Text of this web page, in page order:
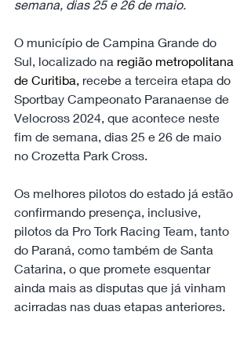
semana, dias 25 e 26 de maio.
O município de Campina Grande do
Sul, localizado na região metropolitana
de Curitiba, recebe a terceira etapa do
Sportbay Campeonato Paranaense de
Velocross 2024, que acontece neste
fim de semana, dias 25 e 26 de maio
no Crozetta Park Cross.
Os melhores pilotos do estado já estão
confirmando presença, inclusive,
pilotos da Pro Tork Racing Team, tanto
do Paraná, como também de Santa
Catarina, o que promete esquentar
ainda mais as disputas que já vinham
acirradas nas duas etapas anteriores.